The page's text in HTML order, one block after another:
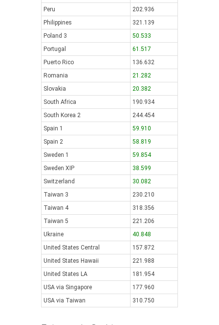
Peru
202.936
Philippines
321.139
Poland 3
50.533
Portugal
61.517
Puerto Rico
136.632
Romania
21.282
Slovakia
20.382
South Africa
190.934
South Korea 2
244.454
Spain 1
59.910
Spain 2
58.819
Sweden 1
59.854
Sweden XIP
38.599
Switzerland
30.082
Taiwan 3
230.210
Taiwan 4
318.356
Taiwan 5
221.206
Ukraine
40.848
United States Central
157.872
United States Hawaii
221.988
United States LA
181.954
USA via Singapore
177.960
USA via Taiwan
310.750